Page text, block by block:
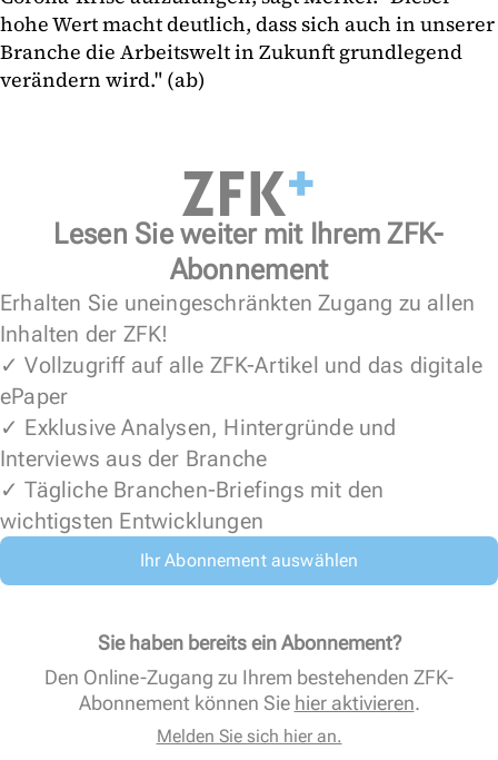
hohe Wert macht deutlich, dass sich auch in unserer
Branche die Arbeitswelt in Zukunft grundlegend
verändern wird." (ab)
Lesen Sie weiter mit Ihrem ZFK-
Abonnement
Erhalten Sie uneingeschränkten Zugang zu allen
Inhalten der ZFK!
✓ Vollzugriff auf alle ZFK-Artikel und das digitale
ePaper
✓ Exklusive Analysen, Hintergründe und
Interviews aus der Branche
✓ Tägliche Branchen-Briefings mit den
wichtigsten Entwicklungen
Ihr Abonnement auswählen
Sie haben bereits ein Abonnement?
Den Online-Zugang zu Ihrem bestehenden ZFK-
Abonnement können Sie hier aktivieren.
Melden Sie sich hier an.